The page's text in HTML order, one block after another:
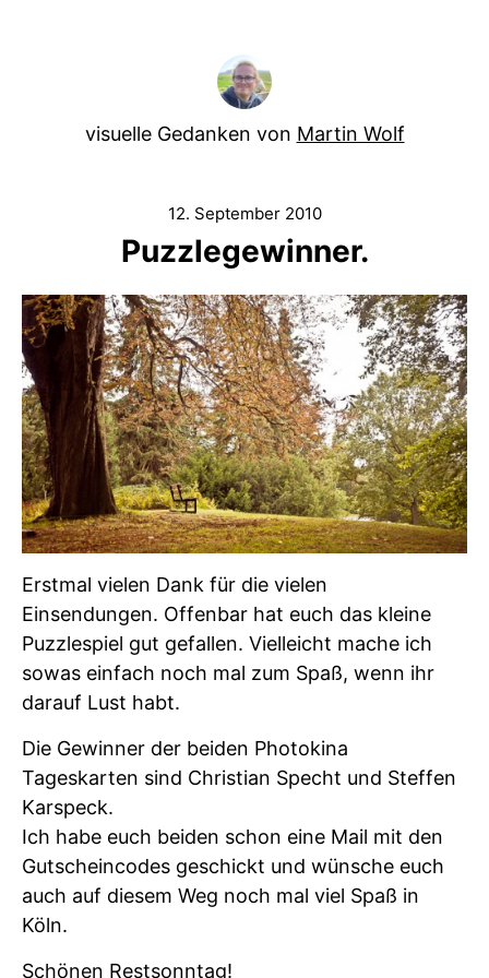
visuelle Gedanken von Martin Wolf
12. September 2010
Puzzlegewinner.
Erstmal vielen Dank für die vielen
Einsendungen. Offenbar hat euch das kleine
Puzzlespiel gut gefallen. Vielleicht mache ich
sowas einfach noch mal zum Spaß, wenn ihr
darauf Lust habt.
Die Gewinner der beiden Photokina
Tageskarten sind Christian Specht und Steffen
Karspeck.
Ich habe euch beiden schon eine Mail mit den
Gutscheincodes geschickt und wünsche euch
auch auf diesem Weg noch mal viel Spaß in
Köln.
Schönen Restsonntag!